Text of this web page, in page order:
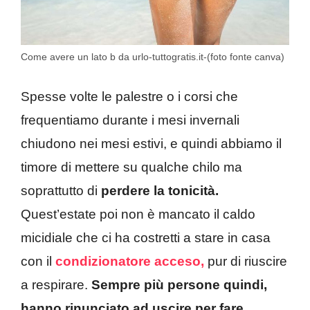
Come avere un lato b da urlo-tuttogratis.it-(foto fonte canva)
Spesse volte le palestre o i corsi che
frequentiamo durante i mesi invernali
chiudono nei mesi estivi, e quindi abbiamo il
timore di mettere su qualche chilo ma
soprattutto di perdere la tonicità.
Quest’estate poi non è mancato il caldo
micidiale che ci ha costretti a stare in casa
con il condizionatore acceso, pur di riuscire
a respirare. Sempre più persone quindi,